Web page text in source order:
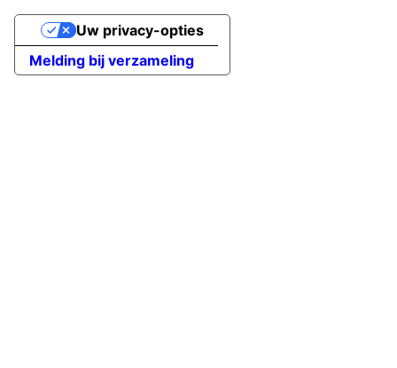
Melding bij verzameling
Uw privacy-opties